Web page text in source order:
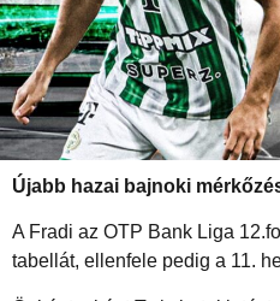
Újabb hazai bajnoki
A Fradi az OTP Bank Liga
tabellát, ellenfele pedig a 11.